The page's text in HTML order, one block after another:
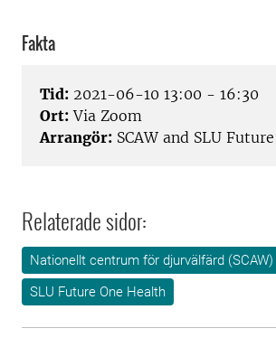
Fakta
Tid: 2021-06-10 13:00 - 16:30
Ort: Via Zoom
Arrangör: SCAW and SLU
Relaterade sidor:
Nationellt centrum för djurvälfärd (SCAW)
SLU Future One Health